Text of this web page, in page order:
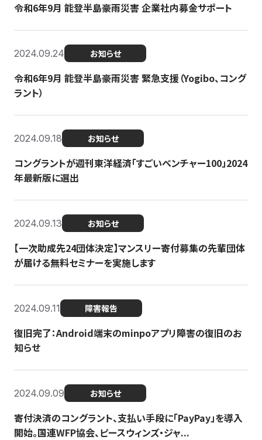
令和6年9月 能登半島豪雨災害 企業社内募金サポート
2024.09.24 お知らせ
令和6年9月 能登半島豪雨災害 緊急支援（Yogibo、コング
ラント）
2024.09.18 お知らせ
コングラントが週刊東洋経済「すごいベンチャー100」2024
年最新版に選出
2024.09.13 お知らせ
【一次助成先24団体決定】マンスリー寄付募集の先輩団体
が届ける無料セミナーを実施します
2024.09.11 障害報告
復旧完了：Android端末のminpoアプリ障害の復旧のお
知らせ
2024.09.09 お知らせ
寄付決済のコングラント、支払い手段に「PayPay」を導入
開始。国連WFP協会、ピースウィンズ・ジャ...